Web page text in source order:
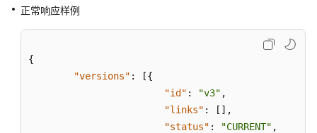
考
正常响应样例
{
"versions" : [{
"id" : "v3" ,
"links" : [ ] ,
"status" : "CURRENT" ,